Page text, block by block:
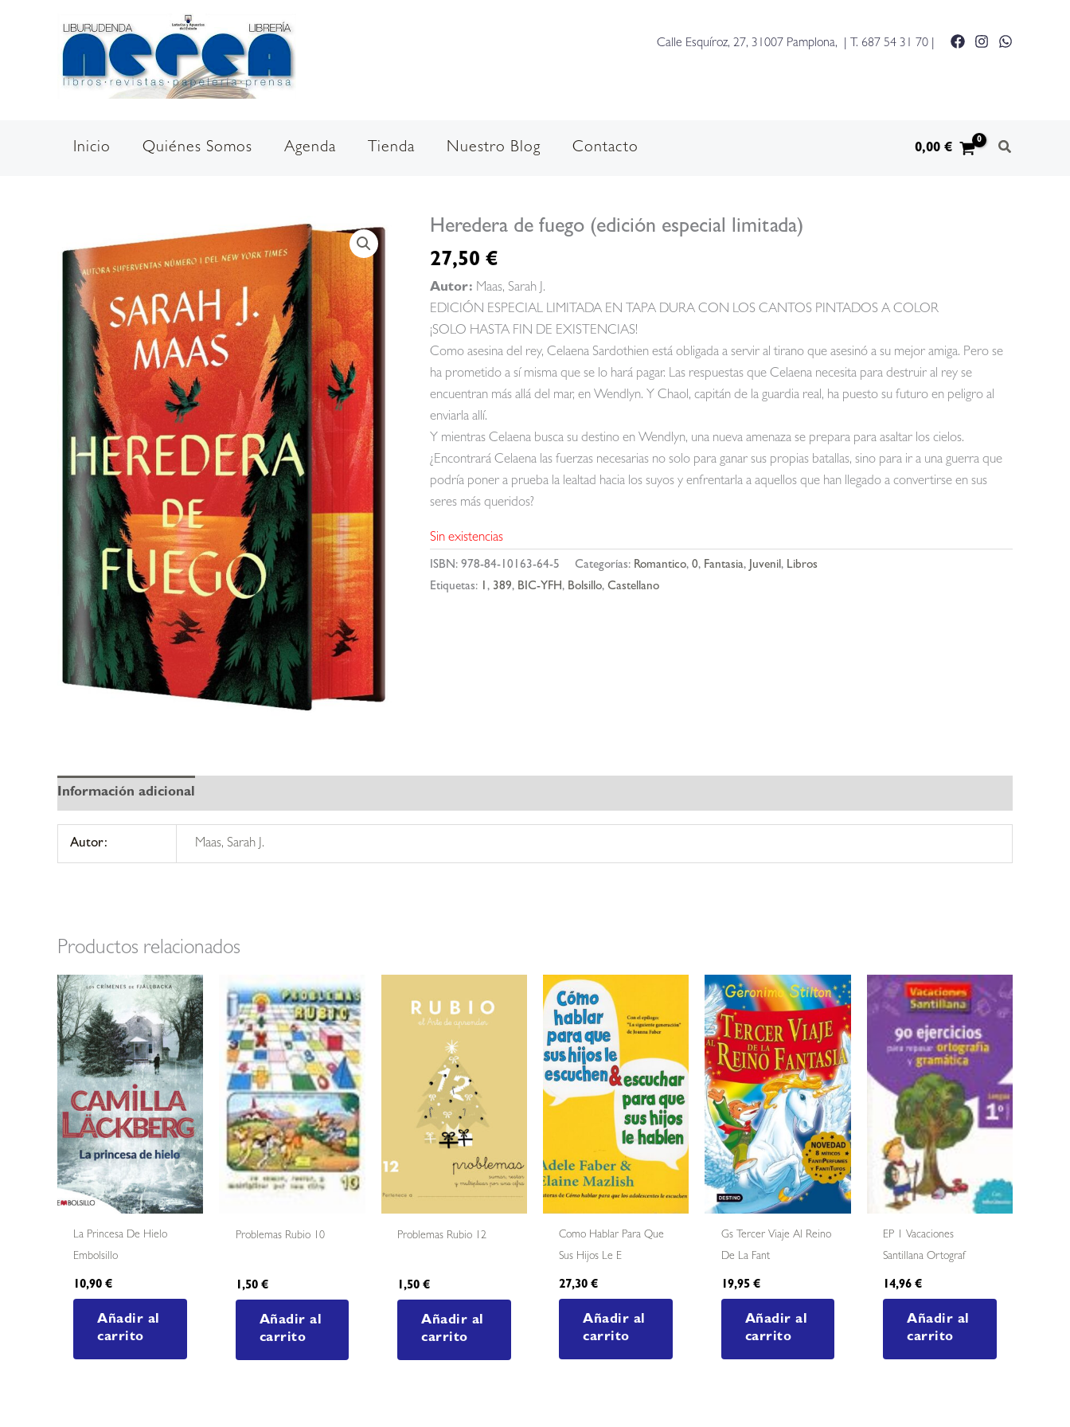
Calle Esquíroz, 27, 31007 Pamplona, | T. 687 54 31 70
Inicio Quiénes Somos Agenda Tienda Nuestro Blog Contacto 0,00€
Heredera de fuego (edición especial limitada)
27,50 €
Autor: Maas, Sarah J.
EDICIÓN ESPECIAL LIMITADA EN TAPA DURA CON LOS CANTOS PINTADOS A COLOR
¡SOLO HASTA FIN DE EXISTENCIAS!
Como asesina del rey, Celaena Sardothien está obligada a servir al tirano que asesinó a su mejor amiga. Pero se
ha prometido a sí misma que se lo hará pagar. Las respuestas que Celaena necesita para destruir al rey se
encuentran más allá del mar, en Wendlyn. Y Chaol, capitán de la guardia real, ha puesto su futuro en peligro al
enviarla allí.
Y mientras Celaena busca su destino en Wendlyn, una nueva amenaza se prepara para asaltar los cielos.
¿Encontrará Celaena las fuerzas necesarias no solo para ganar sus propias batallas, sino para ir a una guerra que
podría poner a prueba la lealtad hacia los suyos y enfrentarla a aquellos que han llegado a convertirse en sus
seres más queridos?
Sin existencias
ISBN: 978-84-10163-64-5 Categorías: Romantico, 0, Fantasia, Juvenil, Libros
Etiquetas: 1 , 389, BIC-YFH, Bolsillo, Castellano
Información adicional
Autor: Maas, Sarah J.
Productos relacionados
La Princesa De Hielo
Embolsillo
10,90€
Añadir al
carrito
Problemas Rubio 10
1,50 €
Añadir al
carrito
Problemas Rubio 12
1,50€
Añadir al
carrito
Como Hablar Para Que
Sus Hijos Le E
27,30€
Añadir al
carrito
Gs Tercer Viaje Al Reino
De La Fant
19,95 €
Añadir al
carrito
EP 1 Vacaciones
Santillana Ortograf
14,96€
Añadir al
carrito